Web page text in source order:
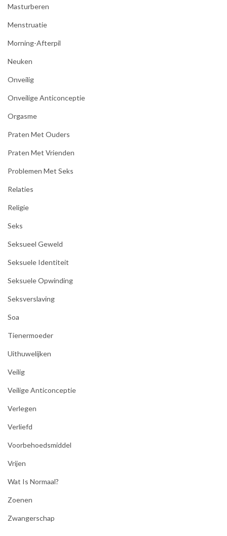
Masturberen
Menstruatie
Morning-Afterpil
Neuken
Onveilig
Onveilige Anticonceptie
Orgasme
Praten Met Ouders
Praten Met Vrienden
Problemen Met Seks
Relaties
Religie
Seks
Seksueel Geweld
Seksuele Identiteit
Seksuele Opwinding
Seksverslaving
Soa
Tienermoeder
Uithuwelijken
Veilig
Veilige Anticonceptie
Verlegen
Verliefd
Voorbehoedsmiddel
Vrijen
Wat Is Normaal?
Zoenen
Zwangerschap